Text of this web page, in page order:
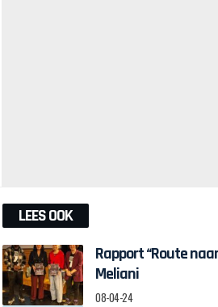
LEES OOK
Rapport “Route
Meliani
08-04-24